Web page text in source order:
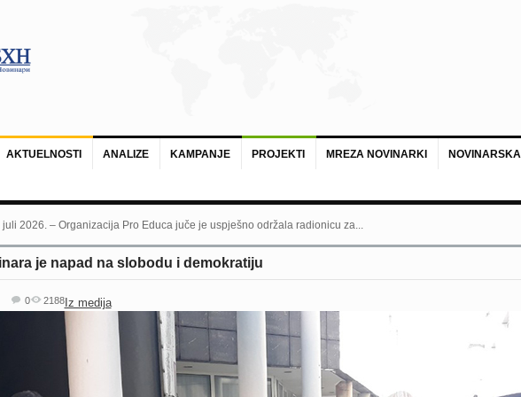
AKTUELNOSTI ANALIZE KAMPANJE PROJEKTI MREZA NOVINARKI
2026. – Organizacija Pro Educa juče je uspješno održala radionicu za...
je napad na slobodu i demokratiju
Iz medija
0 2188